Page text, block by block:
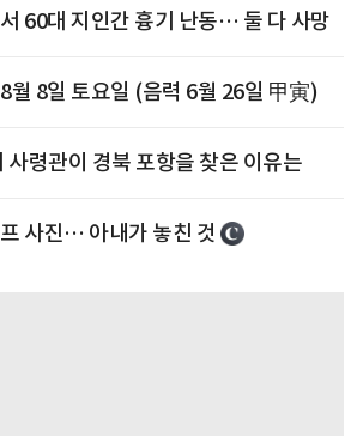
60대 지인간 흉기 난동… 둘 다 사망
월 8일 토요일 (음력 6월 26일 甲寅)
사령관이 경북 포항을 찾은 이유는
사진… 아내가 놓친 것